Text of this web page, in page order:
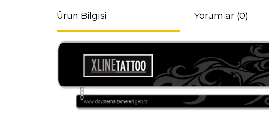
Ürün Bilgisi Yorumlar (0)